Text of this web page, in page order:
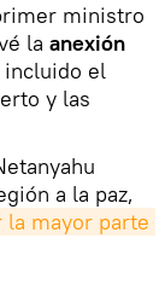
ministro
la anexión
incluido el
y las
a la paz,
la mayor parte